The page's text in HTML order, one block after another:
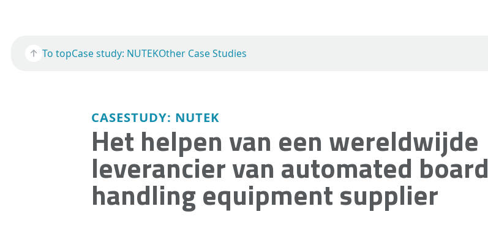
To topCase study: NUTEKOther Case Studies
CASESTUDY: NUTEK
Het helpen van een wereldwijde
leverancier van automated board
handling equipment supplier